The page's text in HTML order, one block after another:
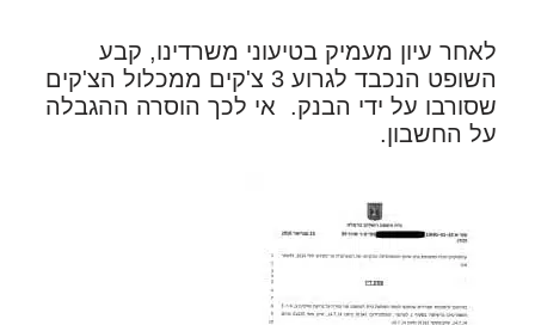
לאחר עיון מעמיק בטיעוני משרדינו, קבע
השופט הנכבד לגרוע 3 צ'קים ממכלול הצ'קים
שסורבו על ידי הבנק. אי לכך הוסרה ההגבלה
על החשבון.